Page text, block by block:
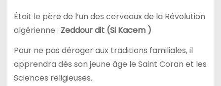
Était le père de l’un des cerveaux de la Révolution
algérienne : Zeddour dit (Si Kacem )
Pour ne pas déroger aux traditions familiales, il
apprendra dès son jeune âge le Saint Coran et les
Sciences religieuses.